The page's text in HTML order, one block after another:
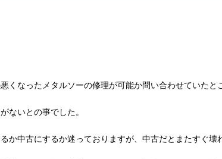
くなったメタルソーの修理が可能か問い合わせていた
ないとの事でした。
か中古にするか迷っておりますが、中古だとまたすぐ壊